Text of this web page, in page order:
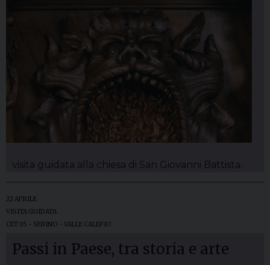
visita guidata alla chiesa di San Giovanni Battista.
22 APRILE
VISITA GUIDATA
CET 05 - SEBINO - VALLE CALEPIO
Passi in Paese, tra storia e arte